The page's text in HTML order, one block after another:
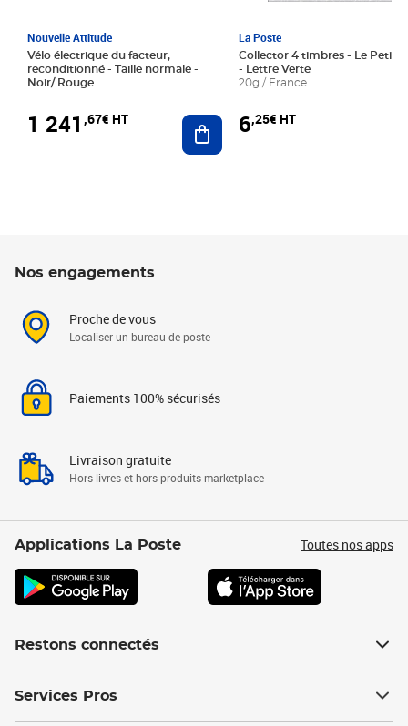
Nouvelle Attitude
Vélo électrique du facteur,
reconditionné - Taille normale -
Noir/ Rouge
1 241 ,67€ HT Ajouter au panier
La Poste
Collector 4 timbres - Le Petit
- Lettre Verte
20g / France
6,25€ HT
Nos engagements
Proche de vous
Localiser un bureau de poste
Paiements 100% sécurisés
Livraison gratuite
Hors livres et hors produits marketplace
Applications La Poste Toutes nos apps
Restons connectés
Services Pros